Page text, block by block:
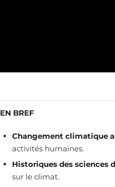
EN BREF
Changement climatique
activités humaines.
Historiques des sciences
sur le climat.